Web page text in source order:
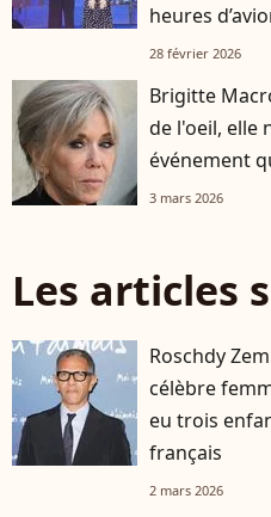
heures
28 février 2026
Brigitte
de l'oeil, elle
événement
3 mars 2026
Les articles
Roschdy
célèbre
eu trois
français
2 mars 2026